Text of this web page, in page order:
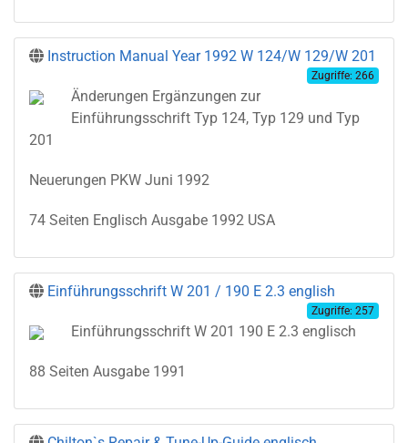
Instruction Manual Year 1992 W 124/W 129/W 201
Zugriffe: 266
Änderungen Ergänzungen zur
Einführungsschrift Typ 124, Typ 129 und Typ
201
Neuerungen PKW Juni 1992
74 Seiten Englisch Ausgabe 1992 USA
Einführungsschrift W 201 / 190 E 2.3 english
Zugriffe: 257
Einführungsschrift W 201 190 E 2.3 englisch
88 Seiten Ausgabe 1991